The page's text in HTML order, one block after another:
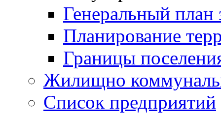
Генеральный план
Планирование
Границы
Жилищно
Список предприятий